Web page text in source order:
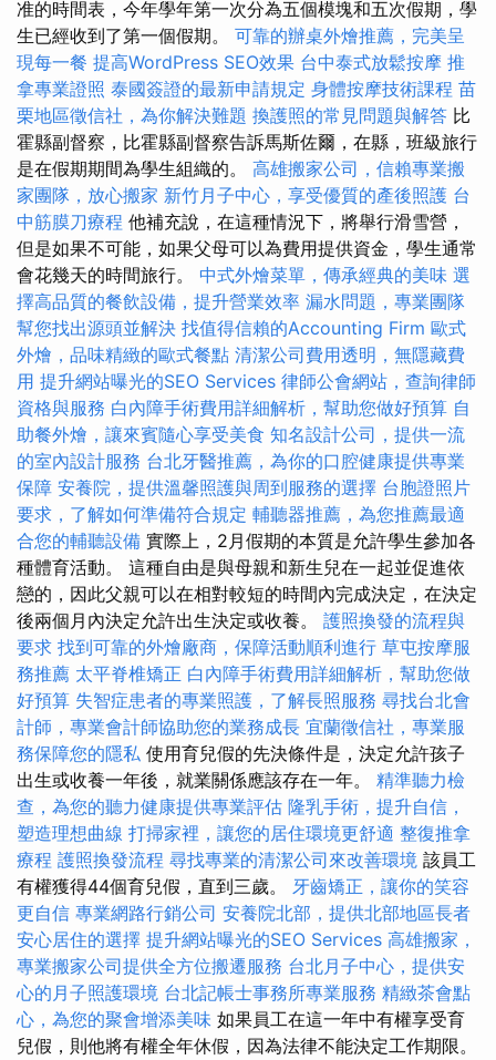
准的時間表，今年學年第一次分為五個模塊和五次假期，學
生已經收到了第一個假期。 可靠的辦桌外燴推薦，完美呈
現每一餐 提高WordPress SEO效果 台中泰式放鬆按摩 推
拿專業證照 泰國簽證的最新申請規定 身體按摩技術課程 苗
栗地區徵信社，為你解決難題 換護照的常見問題與解答 比
霍縣副督察，比霍縣副督察告訴馬斯佐爾，在縣，班級旅行
是在假期期間為學生組織的。 高雄搬家公司，信賴專業搬
家團隊，放心搬家 新竹月子中心，享受優質的產後照護 台
中筋膜刀療程 他補充說，在這種情況下，將舉行滑雪營，
但是如果不可能，如果父母可以為費用提供資金，學生通常
會花幾天的時間旅行。 中式外燴菜單，傳承經典的美味 選
擇高品質的餐飲設備，提升營業效率 漏水問題，專業團隊
幫您找出源頭並解決 找值得信賴的Accounting Firm 歐式
外燴，品味精緻的歐式餐點 清潔公司費用透明，無隱藏費
用 提升網站曝光的SEO Services 律師公會網站，查詢律師
資格與服務 白內障手術費用詳細解析，幫助您做好預算 自
助餐外燴，讓來賓隨心享受美食 知名設計公司，提供一流
的室內設計服務 台北牙醫推薦，為你的口腔健康提供專業
保障 安養院，提供溫馨照護與周到服務的選擇 台胞證照片
要求，了解如何準備符合規定 輔聽器推薦，為您推薦最適
合您的輔聽設備 實際上，2月假期的本質是允許學生參加各
種體育活動。 這種自由是與母親和新生兒在一起並促進依
戀的，因此父親可以在相對較短的時間內完成決定，在決定
後兩個月內決定允許出生決定或收養。 護照換發的流程與
要求 找到可靠的外燴廠商，保障活動順利進行 草屯按摩服
務推薦 太平脊椎矯正 白內障手術費用詳細解析，幫助您做
好預算 失智症患者的專業照護，了解長照服務 尋找台北會
計師，專業會計師協助您的業務成長 宜蘭徵信社，專業服
務保障您的隱私 使用育兒假的先決條件是，決定允許孩子
出生或收養一年後，就業關係應該存在一年。 精準聽力檢
查，為您的聽力健康提供專業評估 隆乳手術，提升自信，
塑造理想曲線 打掃家裡，讓您的居住環境更舒適 整復推拿
療程 護照換發流程 尋找專業的清潔公司來改善環境 該員工
有權獲得44個育兒假，直到三歲。 牙齒矯正，讓你的笑容
更自信 專業網路行銷公司 安養院北部，提供北部地區長者
安心居住的選擇 提升網站曝光的SEO Services 高雄搬家，
專業搬家公司提供全方位搬遷服務 台北月子中心，提供安
心的月子照護環境 台北記帳士事務所專業服務 精緻茶會點
心，為您的聚會增添美味 如果員工在這一年中有權享受育
兒假，則他將有權全年休假，因為法律不能決定工作期限。